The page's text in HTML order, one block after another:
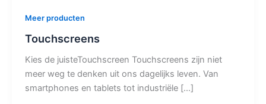
Meer producten
Touchscreens
Kies de juisteTouchscreen Touchscreens zijn niet
meer weg te denken uit ons dagelijks leven. Van
smartphones en tablets tot industriële […]